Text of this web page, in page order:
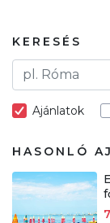
KERESÉS
Ajánlatok
HASONLÓ